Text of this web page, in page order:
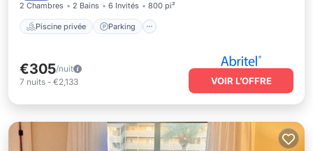
2 Chambres 2 Bains 6 Invités 800 pi²
Piscine privée Parking
€305/nuit
7 nuits - €2,133 VOIR L’OFFRE